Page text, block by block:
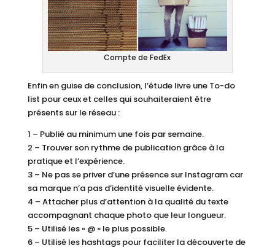
Compte de FedEx
Enfin en guise de conclusion, l’étude livre une To-do
list pour ceux et celles qui souhaiteraient être
présents sur le réseau :
1 – Publié au minimum une fois par semaine.
2 – Trouver son rythme de publication grâce à la
pratique et l’expérience.
3 – Ne pas se priver d’une présence sur Instagram car
sa marque n’a pas d’identité visuelle évidente.
4 – Attacher plus d’attention à la qualité du texte
accompagnant chaque photo que leur longueur.
5 – Utilisé les « @ » le plus possible.
6 – Utilisé les hashtags pour faciliter la découverte de